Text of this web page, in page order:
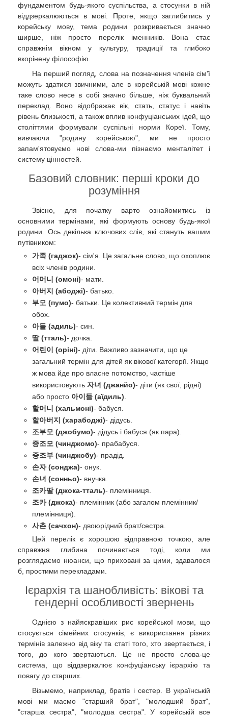
фундаментом будь-якого суспільства, а стосунки в ній
віддзеркалюються в мові. Проте, якщо заглибитись у
корейську мову, тема родини розкривається значно
ширше, ніж просто перелік іменників. Вона стає
справжнім вікном у культуру, традиції та глибоко
вкорінену філософію.
На перший погляд, слова на позначення членів сім'ї
можуть здатися звичними, але в корейській мові кожне
таке слово несе в собі значно більше, ніж буквальний
переклад. Воно відображає вік, стать, статус і навіть
рівень близькості, а також вплив конфуціанських ідей, що
століттями формували суспільні норми Кореї. Тому,
вивчаючи "родину корейською", ми не просто
запам'ятовуємо нові слова-ми пізнаємо менталітет і
систему цінностей.
Базовий словник: перші кроки до
розуміння
Звісно, для початку варто ознайомитись із
основними термінами, які формують основу будь-якої
родини. Ось декілька ключових слів, які стануть вашим
путівником:
가족 (гаджок)- сім'я. Це загальне слово, що охоплює
всіх членів родини.
어머니 (омоні)- мати.
아버지 (абоджі)- батько.
부모 (пумо)- батьки. Це колективний термін для
обох.
아들 (адиль)- син.
딸 (тталь)- дочка.
어린이 (оріні)- діти. Важливо зазначити, що це
загальний термін для дітей як вікової категорії. Якщо
ж мова йде про власне потомство, частіше
використовують 자녀 (джанйо)- діти (як свої, рідні)
або просто 아이들 (аїдиль)
할머니 (хальмоні)- бабуся.
할아버지 (харабоджі)- дідусь.
조부모 (джобумо)- дідусь і бабуся (як пара).
증조모 (чинджомо)- прабабуся.
증조부 (чинджобу)- прадід.
손자 (сонджа)- онук.
손녀 (сонньо)- внучка.
조카딸 (джока-тталь)- племінниця.
조카 (джока)- племінник (або загалом племінник/
племінниця).
사촌 (сачхон)- двоюрідний брат/сестра.
Цей перелік є хорошою відправною точкою, але
справжня глибина починається тоді, коли ми
розглядаємо нюанси, що приховані за цими, здавалося
б, простими перекладами.
Ієрархія та шанобливість: вікові та
гендерні особливості звернень
Однією з найяскравіших рис корейської мови, що
стосується сімейних стосунків, є використання різних
термінів залежно від віку та статі того, хто звертається, і
того, до кого звертаються. Це не просто слова-це
система, що віддзеркалює конфуціанську ієрархію та
повагу до старших.
Візьмемо, наприклад, братів і сестер. В українській
мові ми маємо "старший брат", "молодший брат",
"старша сестра", "молодша сестра". У корейській все